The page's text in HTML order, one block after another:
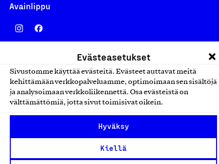
Evästeasetukset
Sivustomme käyttää evästeitä. Evästeet auttavat meitä
kehittämään verkkopalveluamme, optimoimaan sen sisältöjä
ja analysoimaan verkkoliikennettä. Osa evästeistä on
välttämättömiä, jotta sivut toimisivat oikein.
Hyväksy
Kiellä
Avainlippu
Design From Finland
Yhteiskunnallinen Yritys -merkki